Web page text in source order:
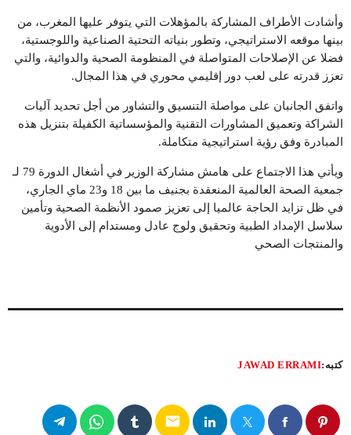
وأشادت الأطراف المشاركة بالمؤهلات التي يتوفر عليها المغرب، من
بينها موقعه الاستراتيجي، وتطور بنياته التحتية الصناعية واللوجستية،
فضلا عن الإصلاحات المتواصلة في المنظومة الصحية والدوائية، والتي
تعزز قدرته على لعب دور إقليمي محوري في هذا المجال.
واتفق الجانبان على مواصلة التنسيق والتشاور من أجل تحديد آليات
الشراكة وتعميق المشاورات التقنية والمؤسساتية الكفيلة بتنزيل هذه
المبادرة وفق رؤية استراتيجية متكاملة.
ويأتي هذا الاجتماع على هامش مشاركة الوزير في أشغال الدورة 79 لـ
جمعية الصحة العالمية المنعقدة بجنيف ما بين 18 و23 ماي الجاري،
في ظل تزايد الحاجة عالميا إلى تعزيز صمود الأنظمة الصحية وتأمين
سلاسل الإمداد الطبية وتحقيق ولوج عادل ومستدام إلى الأدوية
والمنتجات الصحي
كتبه:JAWAD ERRAMI
email